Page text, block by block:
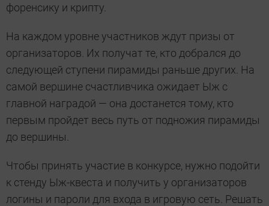
форенсику и крипту.
На каждом уровне участников ждут призы от
организаторов. Их получат те, кто добрался до
следующей ступени пирамиды раньше других. На
самой вершине счастливчика ожидает Ыж с
главной наградой — она достанется тому, кто
первым пройдет весь путь от подножия пирамиды
до вершины.
Чтобы принять участие в конкурсе, нужно подойти
к стенду Ыж-квеста и получить у организаторов
логины и пароли для входа в игровую сеть. Решать